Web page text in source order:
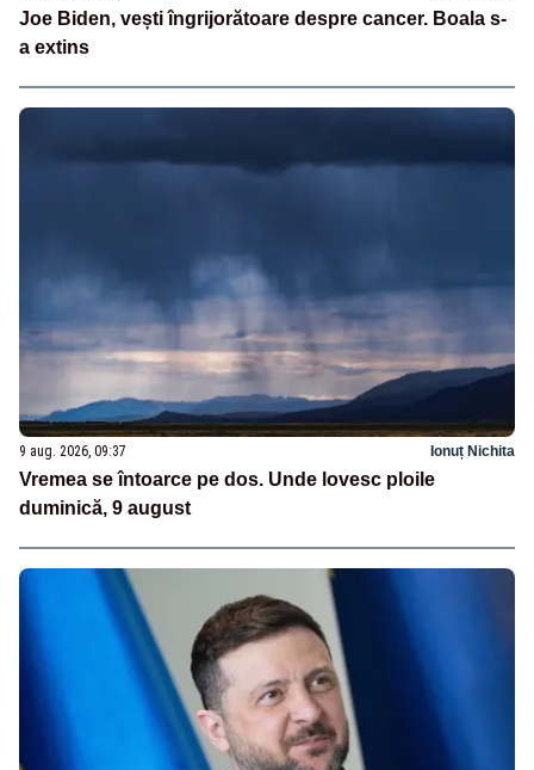
Joe Biden, vești îngrijorătoare despre cancer. Boala s-
a extins
9 aug. 2026, 09:37 Ionuț Nichita
Vremea se întoarce pe dos. Unde lovesc ploile
duminică, 9 august